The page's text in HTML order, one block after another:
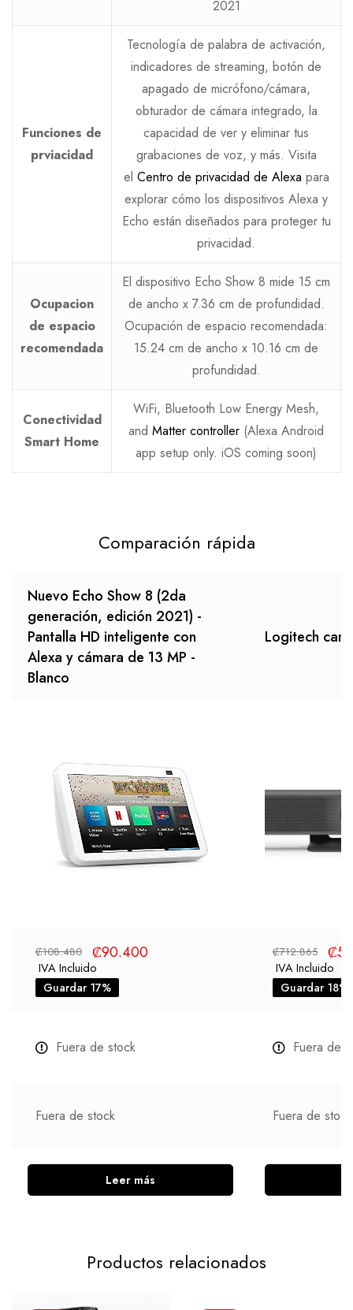
2021
Funciones de
prviacidad
Tecnología de palabra de activación,
indicadores de streaming, botón de
apagado de micrófono/cámara,
obturador de cámara integrado, la
capacidad de ver y eliminar tus
grabaciones de voz, y más. Visita
el Centro de privacidad de Alexa para
explorar cómo los dispositivos Alexa y
Echo están diseñados para proteger tu
privacidad.
Ocupacion
de espacio
recomendada
El dispositivo Echo Show 8 mide 15 cm
de ancho x 7.36 cm de profundidad.
Ocupación de espacio recomendada:
15.24 cm de ancho x 10.16 cm de
profundidad.
Conectividad
Smart Home
WiFi, Bluetooth Low Energy Mesh,
and Matter controller (Alexa Android
app setup only. iOS coming soon)
Comparación rápida
Nuevo Echo Show 8 (2da
generación, edición 2021) -
Pantalla HD inteligente con
Alexa y cámara de 13 MP -
Blanco
Logitech
₡108.480 ₡90.400
IVA Incluido
Guardar 17%
₡712.865 ₡
IVA Incluido
Guardar 18%
Fuera de stock Fuera de
Fuera de stock Fuera de stock
Leer más
Productos relacionados